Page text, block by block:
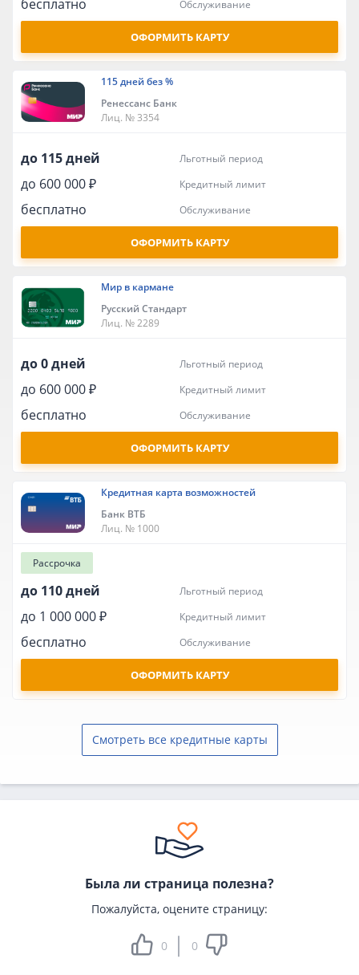
бесплатно обслуживание
ОФОРМИТЬ КАРТУ
115 дней без %
Ренессанс Банк
Лиц. № 3354
до 115 дней льготный период
до 600 000 ₽ кредитный лимит
бесплатно обслуживание
ОФОРМИТЬ КАРТУ
Мир в кармане
Русский Стандарт
Лиц. № 2289
до 0 дней льготный период
до 600 000 ₽ кредитный лимит
бесплатно обслуживание
ОФОРМИТЬ КАРТУ
Кредитная карта возможностей
Банк ВТБ
Лиц. № 1000
Рассрочка
до 110 дней льготный период
до 1 000 000 ₽ кредитный лимит
бесплатно обслуживание
ОФОРМИТЬ КАРТУ
Смотреть все кредитные карты
Была ли страница полезна?
Пожалуйста, оцените страницу:
0 0